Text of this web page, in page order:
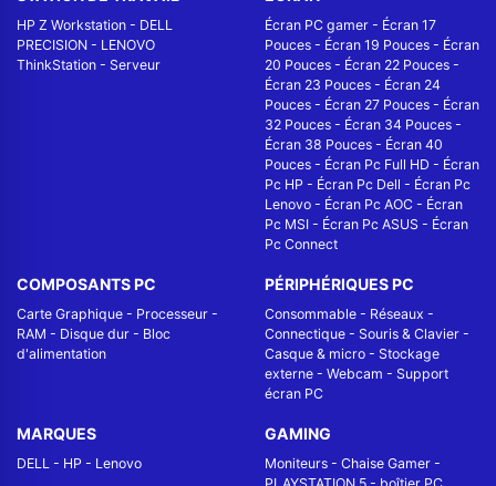
HP Z Workstation - DELL
PRECISION - LENOVO
ThinkStation - Serveur
Écran PC gamer - Écran 17
Pouces - Écran 19 Pouces - Écran
20 Pouces - Écran 22 Pouces -
Écran 23 Pouces - Écran 24
Pouces - Écran 27 Pouces - Écran
32 Pouces - Écran 34 Pouces -
Écran 38 Pouces - Écran 40
Pouces - Écran Pc Full HD - Écran
Pc HP - Écran Pc Dell - Écran Pc
Lenovo - Écran Pc AOC - Écran
Pc MSI - Écran Pc ASUS - Écran
Pc Connect
COMPOSANTS PC
Carte Graphique - Processeur -
RAM - Disque dur - Bloc
d'alimentation
PÉRIPHÉRIQUES PC
Consommable - Réseaux -
Connectique - Souris & Clavier -
Casque & micro - Stockage
externe - Webcam - Support
écran PC
MARQUES
DELL - HP - Lenovo
GAMING
Moniteurs - Chaise Gamer -